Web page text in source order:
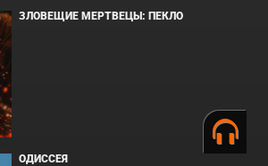
ЗЛОВЕЩИЕ МЕРТВЕЦЫ: ПЕКЛО
ОДИССЕЯ